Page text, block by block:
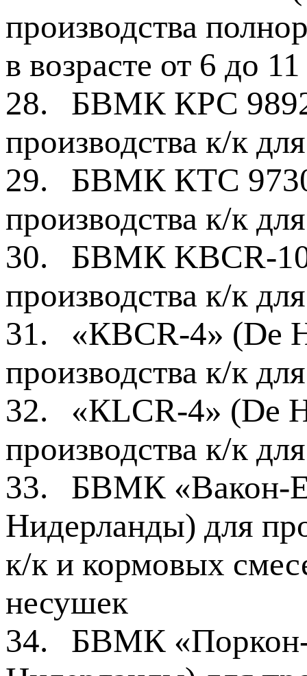
производства
в возрасте от 6 до
28.
БВМК КРС 9892
производства к/к
29.
БВМК КТС 9730
производства к/к
30.
БВМК KBCR-10
производства к/к
31.
«КВСR-4» (De
производства к/к
32.
«КLСR-4» (De
производства к/к
33.
БВМК «Вакон-
Нидерланды) для
к/к и кормовых
несушек
34.
БВМК «Поркон-